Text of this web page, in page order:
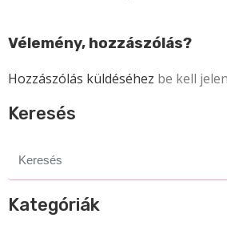
Vélemény, hozzászólás?
Hozzászólás küldéséhez be kell
Keresés
for:
Kategóriák